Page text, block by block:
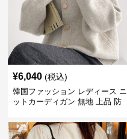
¥6,040 (税込)
韓国ファッション レディース ニ
ットカーディガン 無地 上品 防